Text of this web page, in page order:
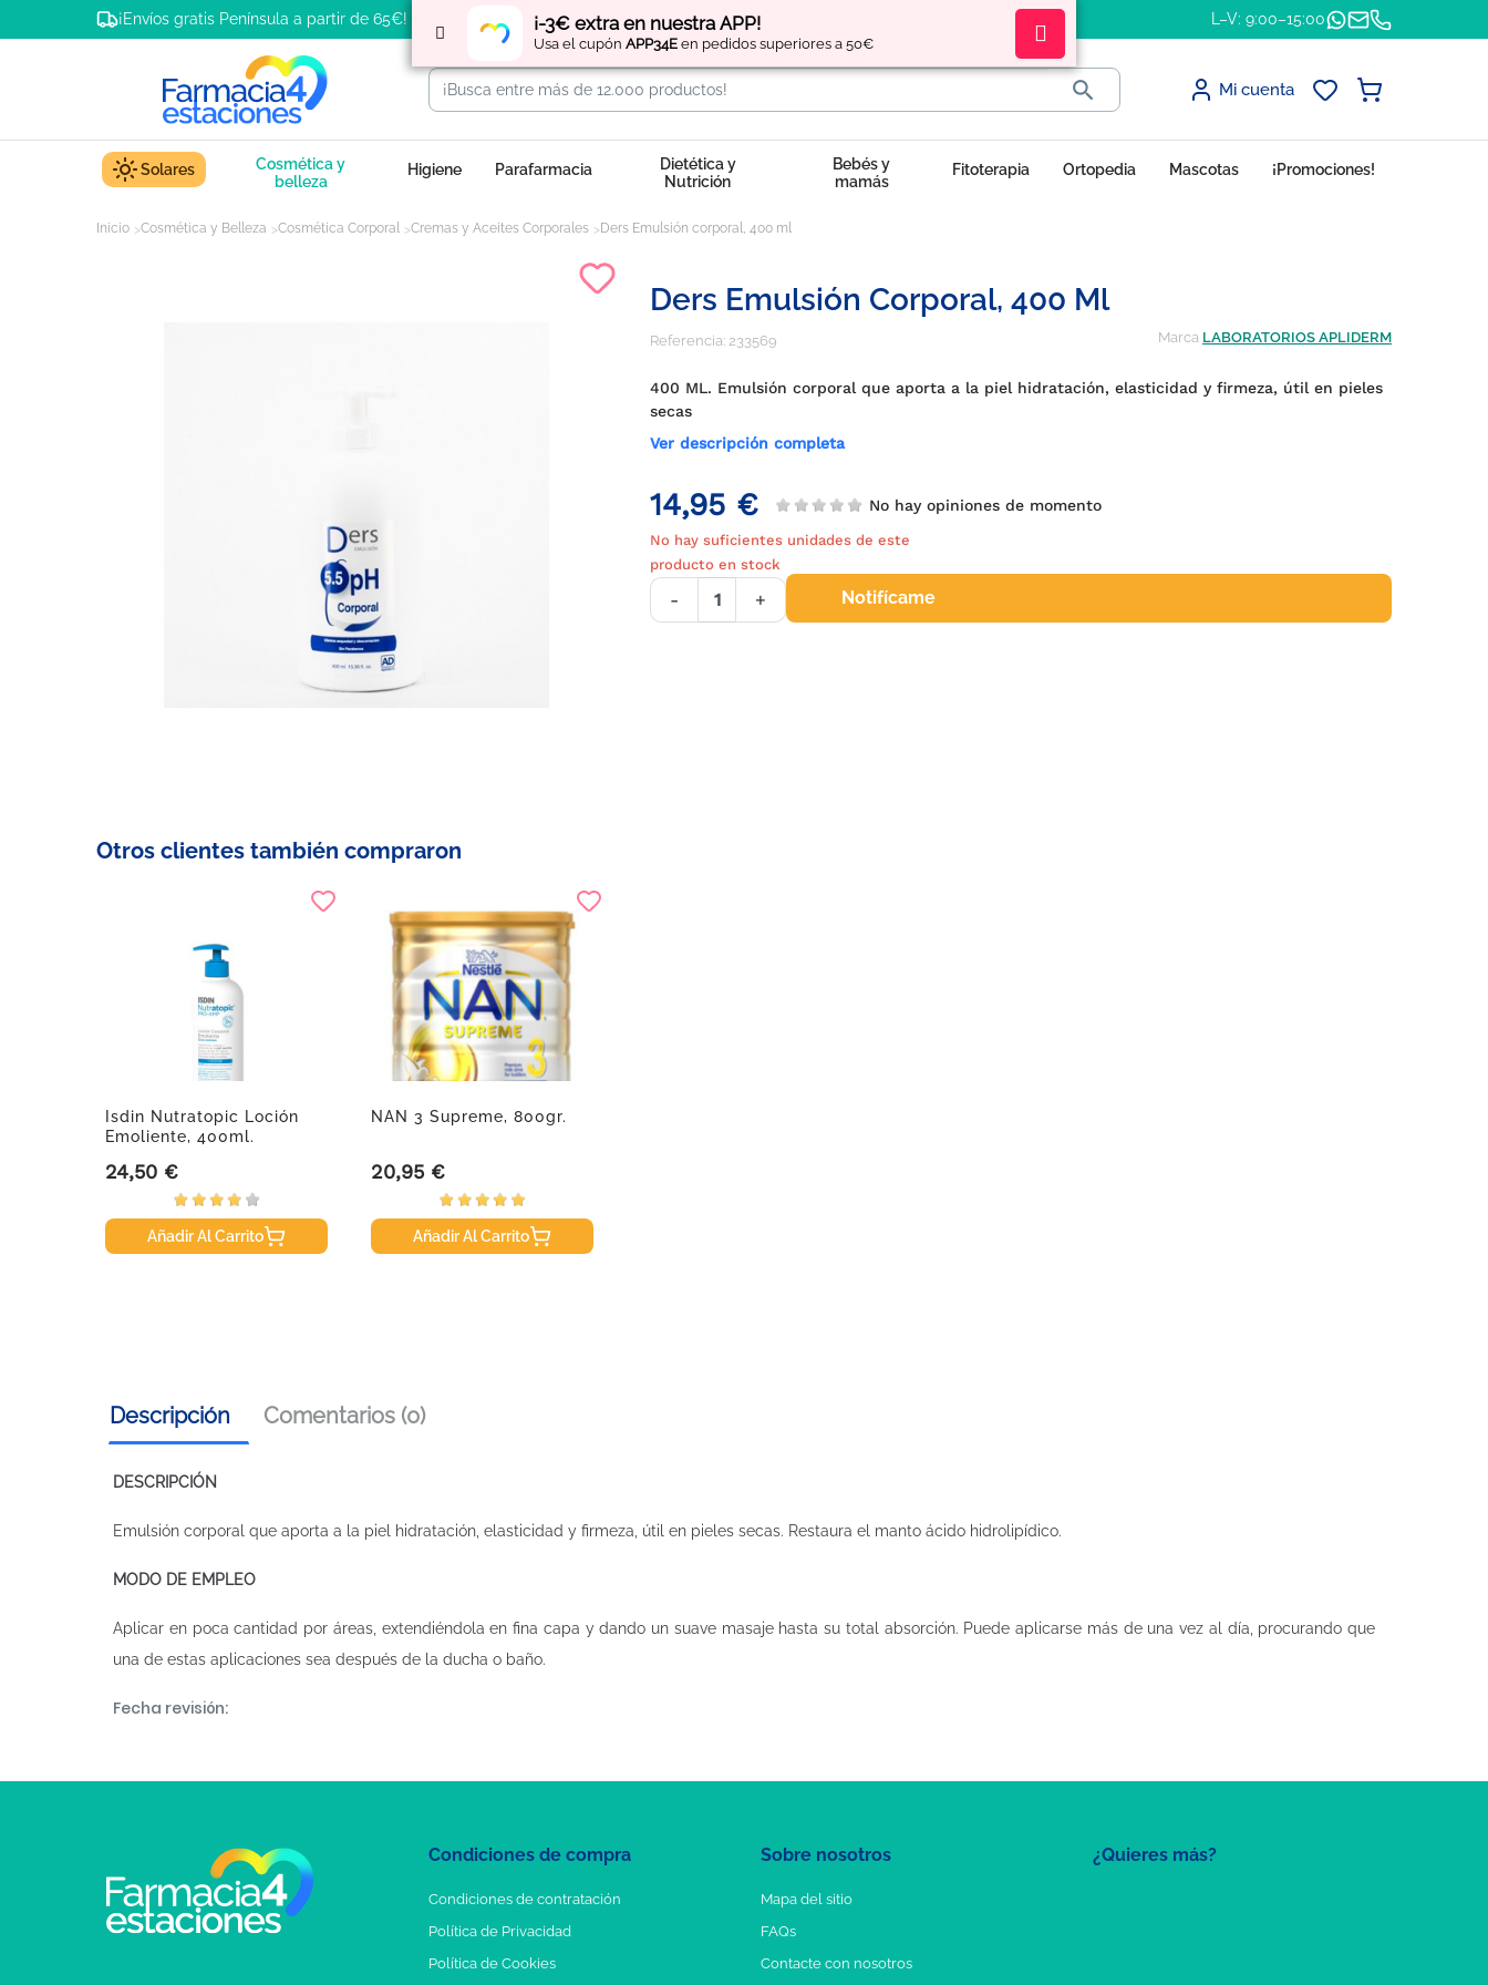
¡-3€ extra en nuestra APP!
Usa el cupón APP34E en pedidos superiores a 50€
¡Envíos gratis Península a partir de 65€! Regístratey obtén L–V: 9:00–15:00
 Mi cuenta
Solares
Cosmética y
belleza
Higiene Parafarmacia
Dietética y
Nutrición
Bebés y
mamás
Fitoterapia Ortopedia Mascotas ¡Promociones!
Inicio Cosmética y Belleza Cosmética Corporal Cremas y Aceites Corporales Ders Emulsión corporal, 400 ml
Ders Emulsión Corporal, 400 Ml
Referencia: 233569 Marca LABORATORIOS APLIDERM
400 ML. Emulsión corporal que aporta a la piel hidratación, elasticidad y firmeza, útil en pieles
secas
Ver descripción completa
14,95 € No hay opiniones de momento
No hay suficientes unidades de este
producto en stock
- + Notifícame
Otros clientes también compraron
Isdin Nutratopic Loción
Emoliente, 400ml.
Precio
24,50 €
Añadir Al Carrito
NAN 3 Supreme, 800gr.
Precio
20,95 €
Añadir Al Carrito
Descripción Comentarios (0)
DESCRIPCIÓN
Emulsión corporal que aporta a la piel hidratación, elasticidad y firmeza, útil en pieles secas. Restaura el manto ácido hidrolipídico.
MODO DE EMPLEO
Aplicar en poca cantidad por áreas, extendiéndola en fina capa y dando un suave masaje hasta su total absorción. Puede aplicarse más de una vez al día, procurando que
una de estas aplicaciones sea después de la ducha o baño.
Fecha revisión:
¿Quieres más?
Condiciones de compra
Condiciones de contratación
Política de Privacidad
Política de Cookies
Sobre nosotros
Mapa del sitio
FAQs
Contacte con nosotros